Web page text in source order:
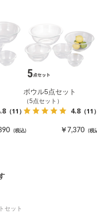
(税込)
（11）
ボウル5点セット
（5点セット）
￥7,370 (税
4.8 （11
セット